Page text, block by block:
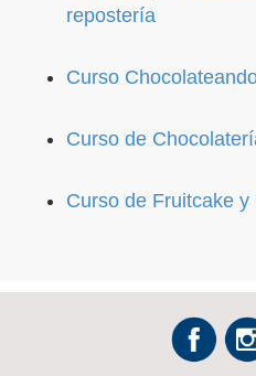
repostería
Curso
Curso de
Curso de Fruitcake